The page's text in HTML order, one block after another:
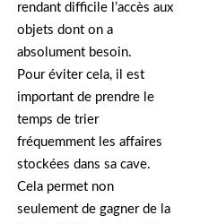
rendant difficile l’accès aux
objets dont on a
absolument besoin.
Pour éviter cela, il est
important de prendre le
temps de trier
fréquemment les affaires
stockées dans sa cave.
Cela permet non
seulement de gagner de la